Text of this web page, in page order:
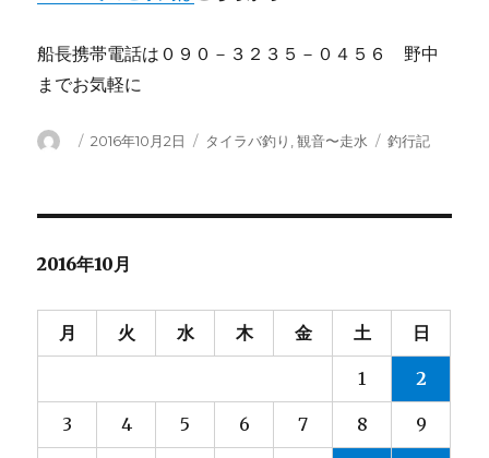
船長携帯電話は０９０－３２３５－０４５６ 野中
までお気軽に
投 投
2016年10月2日
カ
タイラバ釣り ,観音〜走水
タ
釣行記
2016年10月
月 火 水 木 金 土 日
1 2
3 4 5 6 7 8 9